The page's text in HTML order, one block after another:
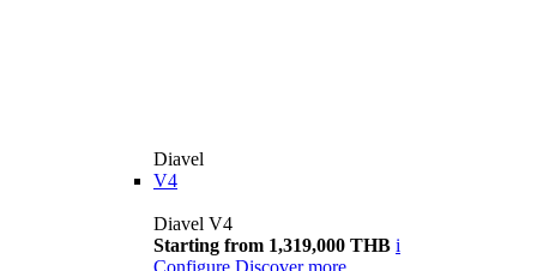
Diavel
V4
Diavel V4
Starting from 1,319,000 THB i
Configure Discover more